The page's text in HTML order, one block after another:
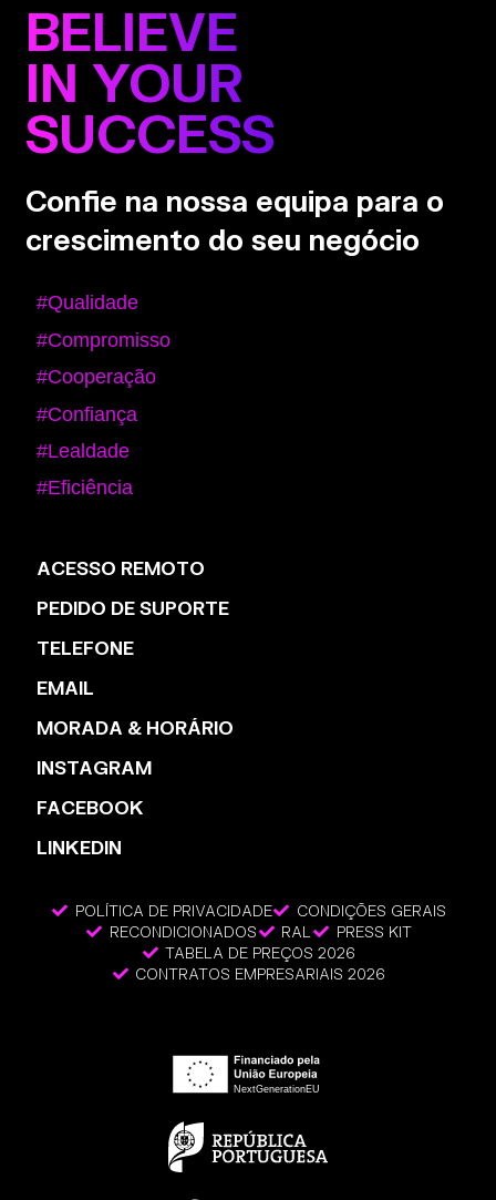
BELIEVE
IN YOUR
SUCCESS
Confie na nossa equipa para o
crescimento do seu negócio
#Qualidade
#Compromisso
#Cooperação
#Confiança
#Lealdade
#Eficiência
ACESSO REMOTO
PEDIDO DE SUPORTE
TELEFONE
EMAIL
MORADA & HORÁRIO
INSTAGRAM
FACEBOOK
LINKEDIN
POLÍTICA DE PRIVACIDADE
CONDIÇÕES GERAIS
RECONDICIONADOS
RAL
PRESS KIT
TABELA DE PREÇOS 2026
CONTRATOS EMPRESARIAIS 2026